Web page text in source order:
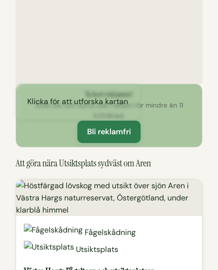
Klicka för att utforska kartan
Ta bort reklamen!
Stöd oss och surfa utan reklam för mindre än 11
kr/månad.
Bli reklamfri
Att göra nära Utsiktsplats sydväst om Aren
Fågelskådning
Utsiktsplats